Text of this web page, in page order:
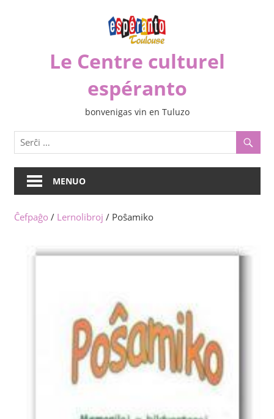
Le Centre culturel
espéranto
bonvenigas vin en Tuluzo
MENUO
Ĉefpaĝo / Lernolibroj / Poŝamiko